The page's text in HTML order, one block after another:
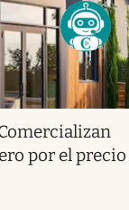
por el precio